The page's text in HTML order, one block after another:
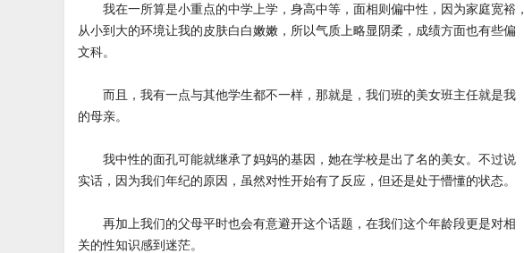
我在一所算是小重点的中学上学，身高中等，面相则偏中性，因为家庭宽裕，
从小到大的环境让我的皮肤白白嫩嫩，所以气质上略显阴柔，成绩方面也有些偏
文科。
而且，我有一点与其他学生都不一样，那就是，我们班的美女班主任就是我
的母亲。
我中性的面孔可能就继承了妈妈的基因，她在学校是出了名的美女。不过说
实话，因为我们年纪的原因，虽然对性开始有了反应，但还是处于懵懂的状态。
再加上我们的父母平时也会有意避开这个话题，在我们这个年龄段更是对相
关的性知识感到迷茫。